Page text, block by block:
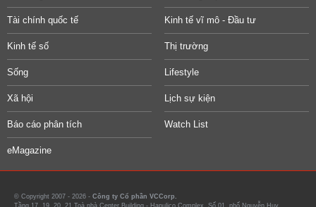
Tài chính quốc tế Kinh tế vĩ mô - Đầu tư
Kinh tế số Thị trường
Sống Lifestyle
Xã hội Lịch sự kiện
Báo cáo phân tích Watch List
eMagazine
© Copyright 2007 - 2026 - Công ty Cổ phần VCCorp.
Tầng 17, 19, 20, 21 Toà nhà Center Building - Hapulico Complex, Số 01, phố Nguyễn Huy